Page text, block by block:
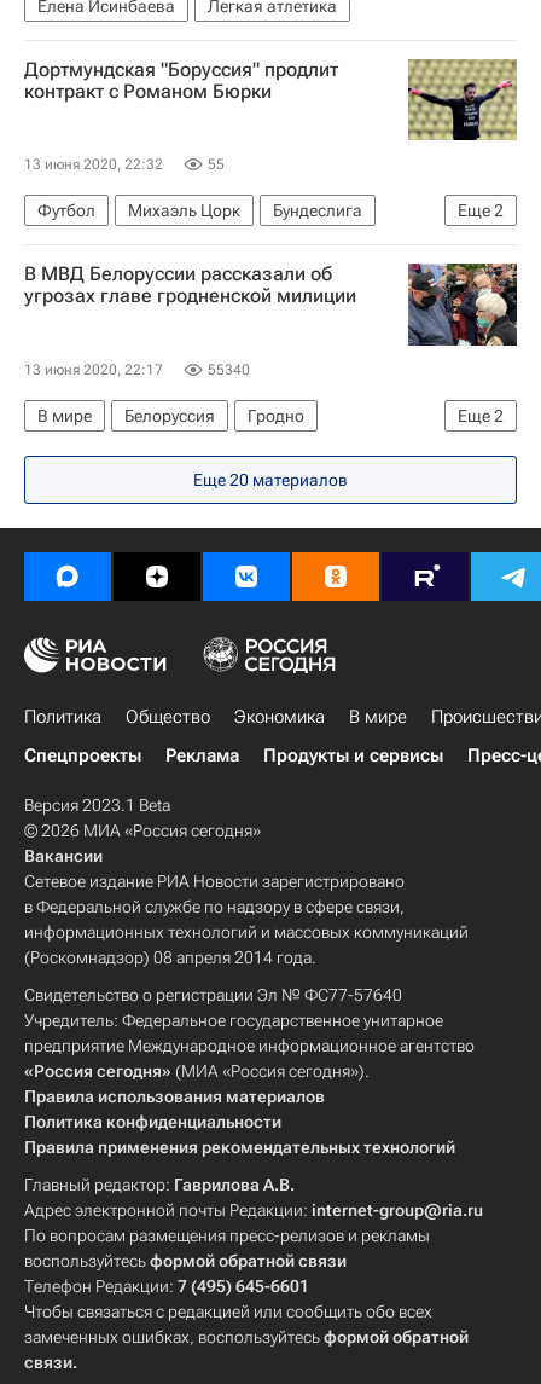
Елена Исинбаева Легкая атлетика
Дортмундская "Боруссия" продлит
контракт с Романом Бюрки
13 июня 2020, 22:32 55
Еще2
Футбол Михаэль Цорк
Бундеслига
Боруссия (Дортмунд)
Роман Бюрки
В МВД Белоруссии рассказали об
угрозах главе гродненской милиции
13 июня 2020, 22:17 55340
Еще2
В мире Белоруссия
Гродно
МВД Белоруссии
Светлана Тихановская
Еще 20 материалов
Политика Общество Экономика В мире
Спецпроекты
Реклама Продукты и сервисы Пресс-
Версия 2023.1 Beta
© 2026 МИА «Россия сегодня»
Вакансии
Сетевое издание РИА Новости зарегистрировано
в Федеральной службе по надзору в сфере связи,
информационных технологий и массовых коммуникаций
(Роскомнадзор) 08 апреля 2014 года.
Свидетельство о регистрации Эл № ФС77-57640
Учредитель: Федеральное государственное унитарное
предприятие Международное информационное агентство
«Россия сегодня» (МИА «Россия сегодня»).
Правила использования материалов
Политика конфиденциальности
Правила применения рекомендательных технологий
Главный редактор: Гаврилова А.В.
Адрес электронной почты Редакции: internet-group@ria.ru
По вопросам размещения пресс-релизов и рекламы
воспользуйтесьформой обратной связи
Телефон Редакции: 7 (495) 645-6601
Чтобы связаться с редакцией или сообщить обо всех
замеченных ошибках, воспользуйтесьформой обратной
связи.